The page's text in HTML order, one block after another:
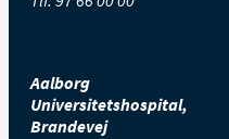
Aalborg
Universitetshospital,
Brandevej